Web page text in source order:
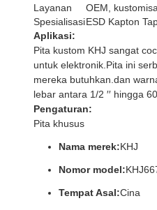
Layanan
OEM,
SpesialisasiESD Kapton
Aplikasi:
Pita kustom KHJ sangat
untuk elektronik.Pita ini
mereka butuhkan.dan
lebar antara 1/2 ′′ hingga
Pengaturan:
Pita khusus
Nama merek:KHJ
Nomor model:
Tempat Asal:Cina